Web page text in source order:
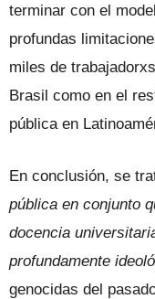
terminar con el
profundas
miles de
Brasil como en el
pública en
En conclusión, se
pública en conjunto
docencia
profundamente
genocidas del